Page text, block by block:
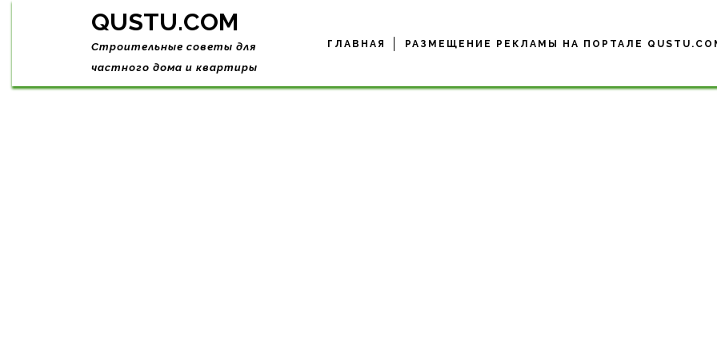
Skip
QUSTU.COM
Строительные советы для
частного дома и квартиры
ГЛАВНАЯ РАЗМЕЩЕНИЕ РЕКЛАМЫ НА ПОРТАЛЕ